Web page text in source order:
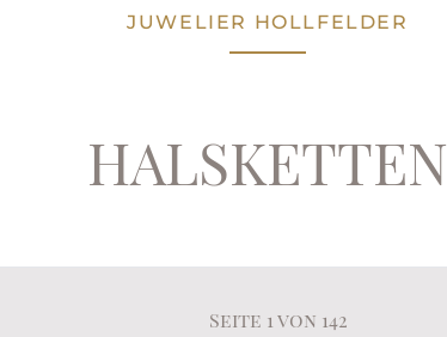
JUWELIER HOLLFELDER
HALSKETTEN
Seite 1 von 142